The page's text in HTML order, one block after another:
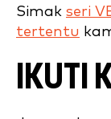
Simak seri
tertentu
IKUTI